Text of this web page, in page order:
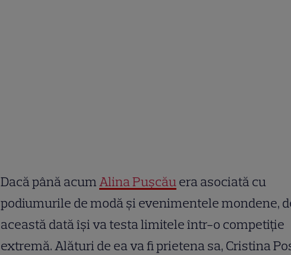
Dacă până acumAlina Pușcăuera asociată cu
podiumurile de modă și evenimentele mondene,
această dată își va testa limitele într-o competiție
extremă. Alături de ea va fi prietena sa, Cristina